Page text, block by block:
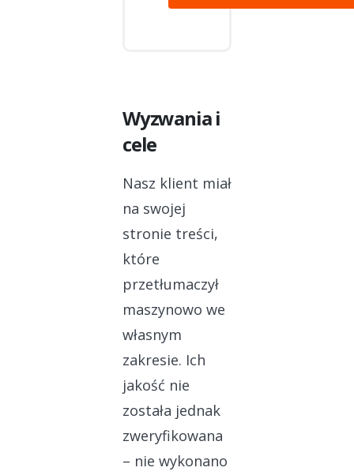
Wyzwania i
cele
Nasz klient miał
na swojej
stronie treści,
które
przetłumaczył
maszynowo we
własnym
zakresie. Ich
jakość nie
została jednak
zweryfikowana
– nie wykonano